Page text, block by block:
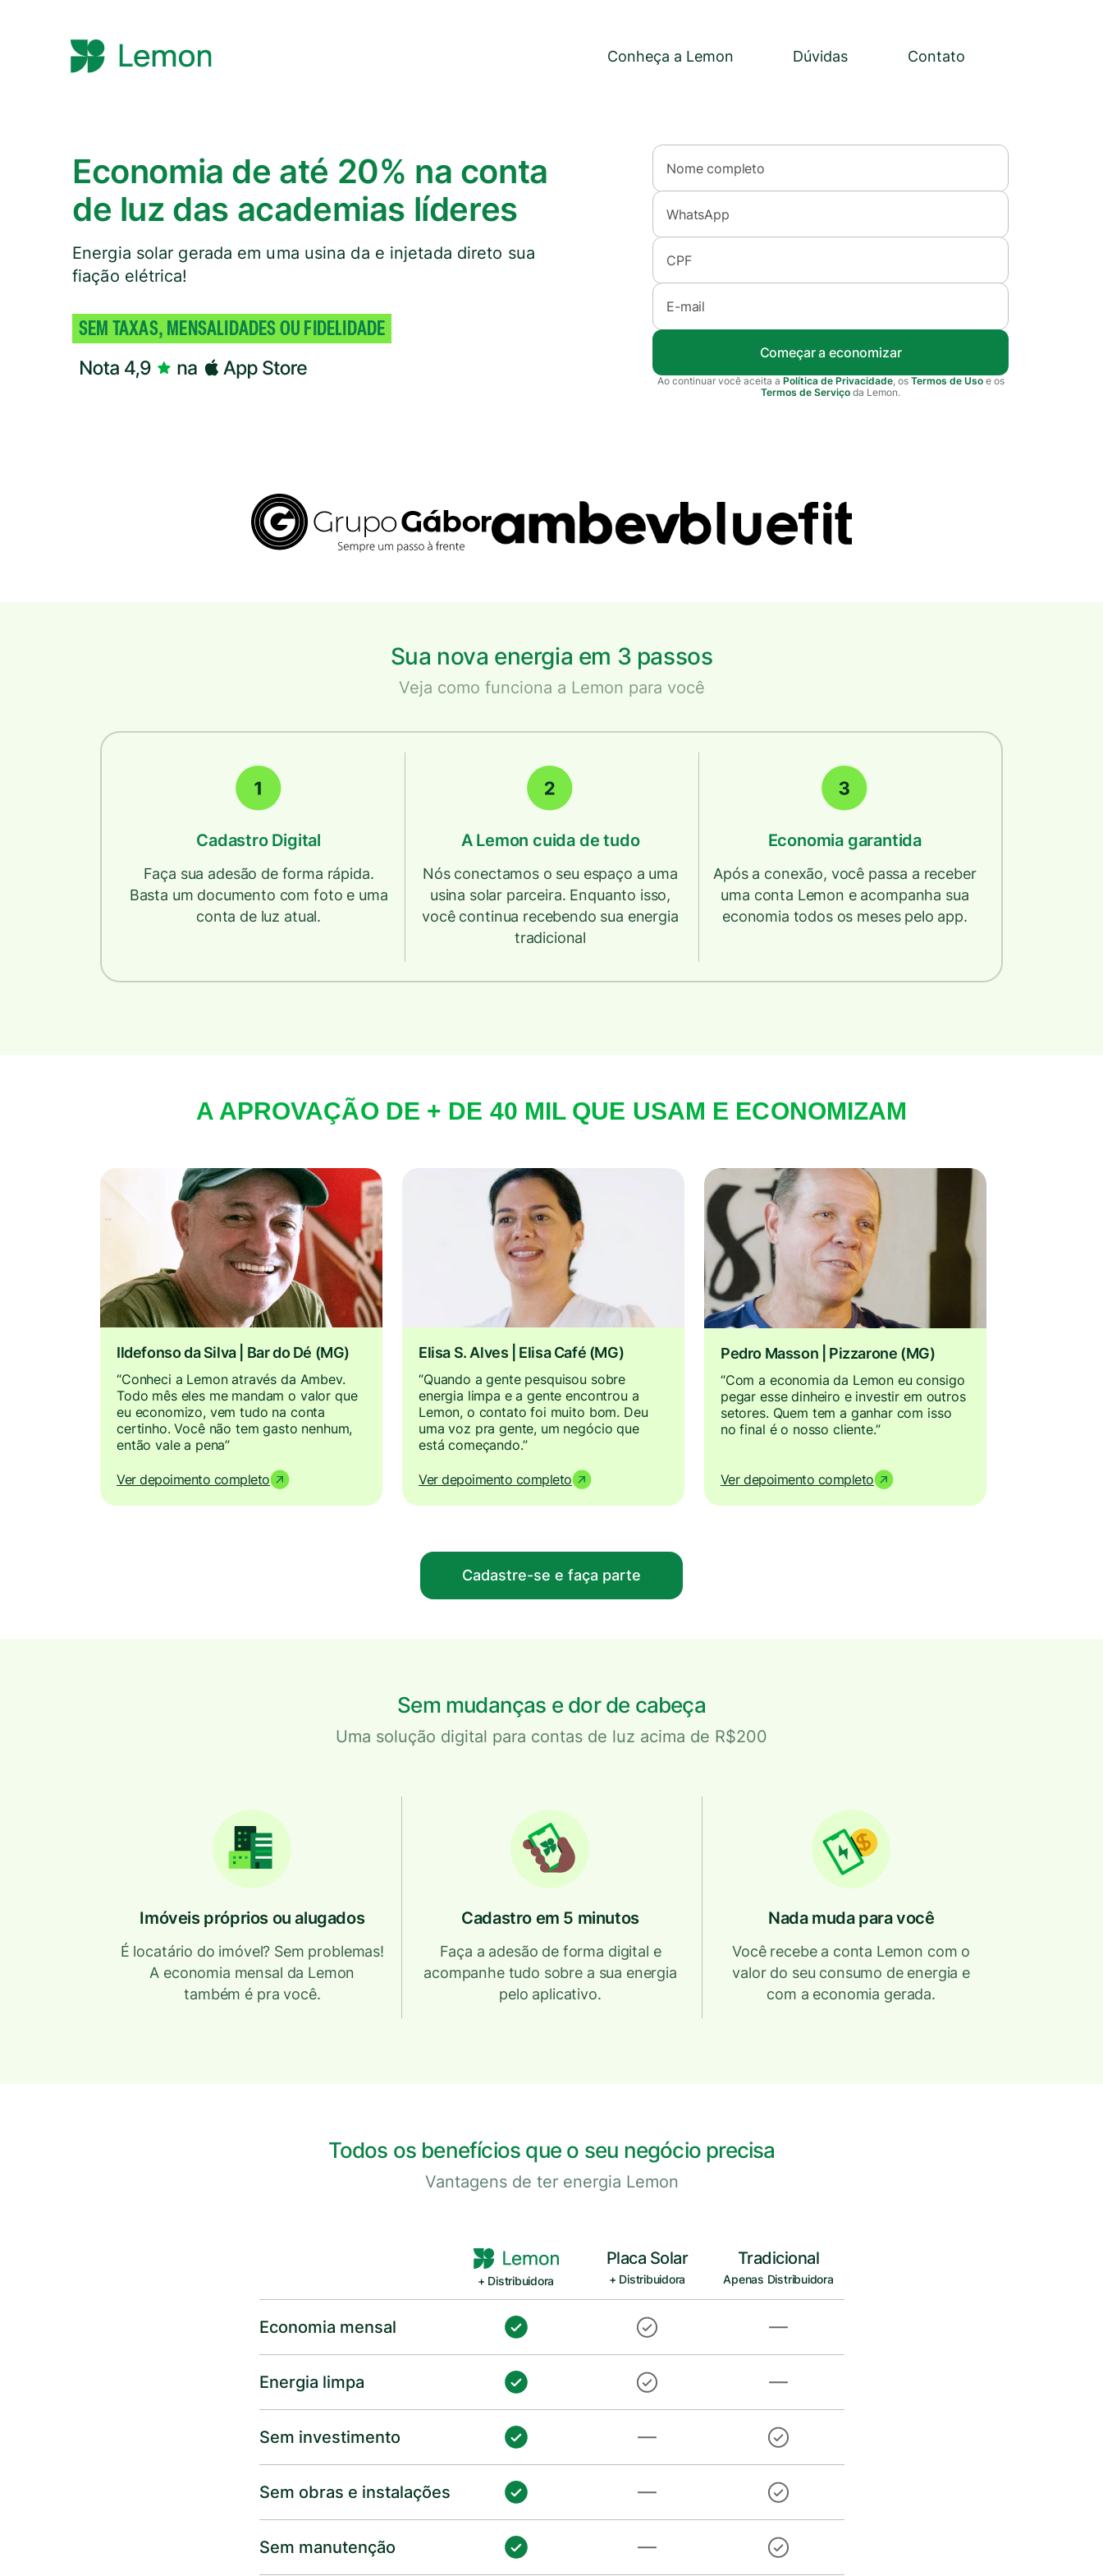
Conheça a Lemon Dúvidas Contato
Economia de até 20% na conta
de luz das academias líderes
Energia solar gerada em uma usina da e injetada direto sua
fiação elétrica!
SEM TAXAS, MENSALIDADES OU FIDELIDADE
Nome completo
WhatsApp
CPF
E-mail
Começar a economizar
Ao continuar você aceita a Política de Privacidade, os Termos de Usoe os
Termos de Serviço da Lemon.
Sua nova energia em 3 passos
Veja como funciona a Lemon para você
Cadastro Digital
Faça sua adesão de forma rápida.
Basta um documento com foto e uma
conta de luz atual.
A Lemon cuida de tudo
Nós conectamos o seu espaço a uma
usina solar parceira. Enquanto isso,
você continua recebendo sua energia
tradicional
Economia garantida
Após a conexão, você passa a receber
uma conta Lemon e acompanha sua
economia todos os meses pelo app.
A APROVAÇÃO DE + DE 40 MIL QUE USAM E ECONOMIZAM
Ildefonso da Silva | Bar do Dé (MG)
“Conheci a Lemon através da Ambev.
Todo mês eles me mandam o valor que
eu economizo, vem tudo na conta
certinho. Você não tem gasto nenhum,
então vale a pena”
Ver depoimento completo
Elisa S. Alves | Elisa Café (MG)
“Quando a gente pesquisou sobre
energia limpa e a gente encontrou a
Lemon, o contato foi muito bom. Deu
uma voz pra gente, um negócio que
está começando.”
Ver depoimento completo
Pedro Masson | Pizzarone (MG)
“Com a economia da Lemon eu consigo
pegar esse dinheiro e investir em outros
setores. Quem tem a ganhar com isso
no final é o nosso cliente.”
Ver depoimento completo
Cadastre-se e faça parte
Sem mudanças e dor de cabeça
Uma solução digital para contas de luz acima de R$200
Imóveis próprios ou alugados
É locatário do imóvel? Sem problemas!
A economia mensal da Lemon
também é pra você.
Cadastro em 5 minutos
Faça a adesão de forma digital e
acompanhe tudo sobre a sua energia
pelo aplicativo.
Nada muda para você
Você recebe a conta Lemon com o
valor do seu consumo de energia e
com a economia gerada.
Todos os benefícios que o seu negócio precisa
Vantagens de ter energia Lemon
+ Distribuidora
Placa Solar
+ Distribuidora
Tradicional
Apenas Distribuidora
Economia mensal
Energia limpa
Sem investimento
Sem obras e instalações
Sem manutenção